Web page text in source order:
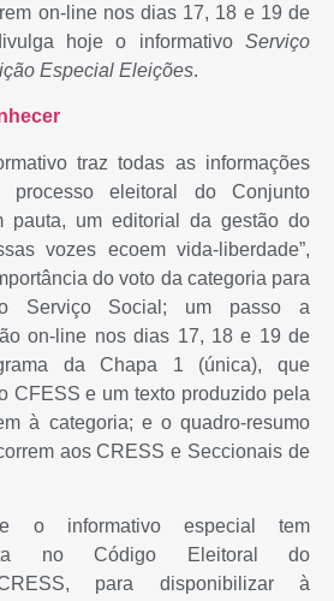
on-line nos dias 17, 18 e 19 de
hoje o informativo Serviço
Especial Eleições.
traz todas as informações
processo eleitoral do Conjunto
pauta, um editorial da gestão do
vozes ecoem vida-liberdade”,
do voto da categoria para
Serviço Social; um passo a
on-line nos dias 17, 18 e 19 de
da Chapa 1 (única), que
CFESS e um texto produzido pela
à categoria; e o quadro-resumo
aos CRESS e Seccionais de
o informativo especial tem
no Código Eleitoral do
para disponibilizar à